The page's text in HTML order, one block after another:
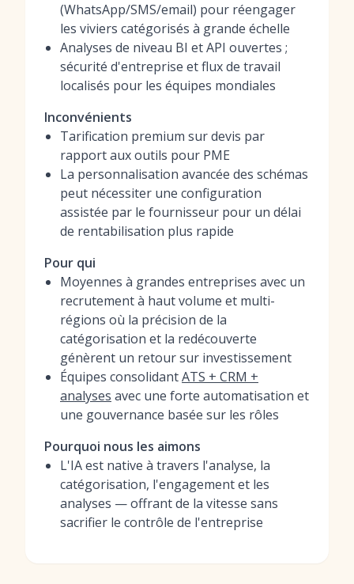
(WhatsApp/SMS/email) pour réengager
les viviers catégorisés à grande échelle
Analyses de niveau BI et API ouvertes ;
sécurité d'entreprise et flux de travail
localisés pour les équipes mondiales
Inconvénients
Tarification premium sur devis par
rapport aux outils pour PME
La personnalisation avancée des schémas
peut nécessiter une configuration
assistée par le fournisseur pour un délai
de rentabilisation plus rapide
Pour qui
Moyennes à grandes entreprises avec un
recrutement à haut volume et multi-
régions où la précision de la
catégorisation et la redécouverte
génèrent un retour sur investissement
Équipes consolidantATS + CRM +
analyses avec une forte automatisation et
une gouvernance basée sur les rôles
Pourquoi nous les aimons
L'IA est native à travers l'analyse, la
catégorisation, l'engagement et les
analyses — offrant de la vitesse sans
sacrifier le contrôle de l'entreprise